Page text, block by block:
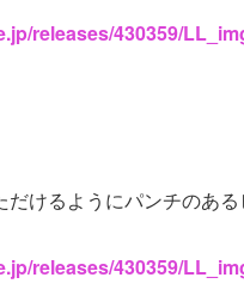
releases/430359/
けるようにパンチのある
releases/430359/